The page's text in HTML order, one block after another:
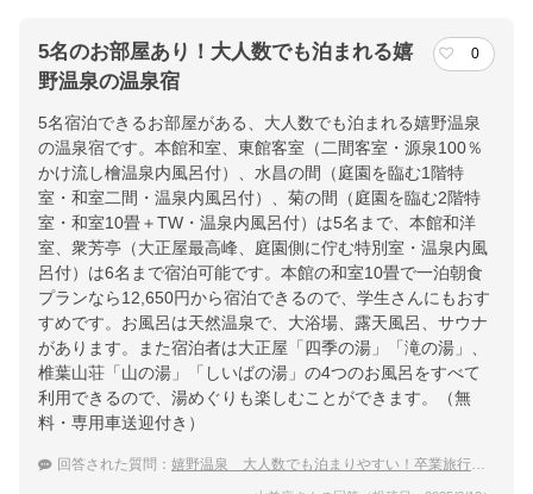
5名のお部屋あり！大人数でも泊まれる嬉
野温泉の温泉宿
0
5名宿泊できるお部屋がある、大人数でも泊まれる嬉野温泉
の温泉宿です。本館和室、東館客室（二間客室・源泉100％
かけ流し檜温泉内風呂付）、水昌の間（庭園を臨む1階特
室・和室二間・温泉内風呂付）、菊の間（庭園を臨む2階特
室・和室10畳＋TW・温泉内風呂付）は5名まで、本館和洋
室、衆芳亭（大正屋最高峰、庭園側に佇む特別室・温泉内風
呂付）は6名まで宿泊可能です。本館の和室10畳で一泊朝食
プランなら12,650円から宿泊できるので、学生さんにもおす
すめです。お風呂は天然温泉で、大浴場、露天風呂、サウナ
があります。また宿泊者は大正屋「四季の湯」「滝の湯」、
椎葉山荘「山の湯」「しいばの湯」の4つのお風呂をすべて
利用できるので、湯めぐりも楽しむことができます。（無
料・専用車送迎付き）
回答された質問： 嬉野温泉 大人数でも泊まりやすい！卒業旅行におすすめの温泉宿